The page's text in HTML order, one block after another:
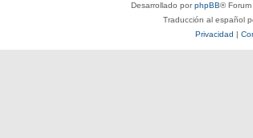
Desarrollado porphpBB®
Traducción al español
Privacidad |